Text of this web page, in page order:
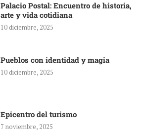
Palacio Postal: Encuentro de historia,
arte y vida cotidiana
10 diciembre, 2025
Pueblos con identidad y magia
10 diciembre, 2025
Epicentro del turismo
7 noviembre, 2025